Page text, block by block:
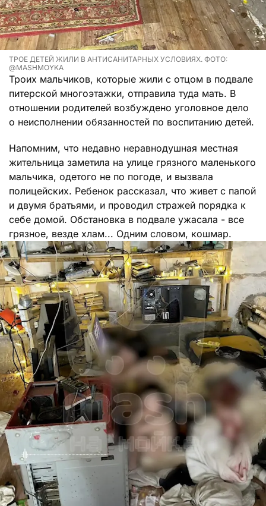
ТРОЕ ДЕТЕЙ ЖИЛИ В АНТИСАНИТАРНЫХ УСЛОВИЯХ. ФОТО:
@MASHMOYKA
Троих мальчиков, которые жили с отцом в подвале
питерской многоэтажки, отправила туда мать. В
отношении родителей возбуждено уголовное дело
о неисполнении обязанностей по воспитанию детей.
Напомним, что недавно неравнодушная местная
жительница заметила на улице грязного маленького
мальчика, одетого не по погоде, и вызвала
полицейских. Ребенок рассказал, что живет с папой
и двумя братьями, и проводил стражей порядка к
себе домой. Обстановка в подвале ужасала - все
грязное, везде хлам... Одним словом, кошмар.